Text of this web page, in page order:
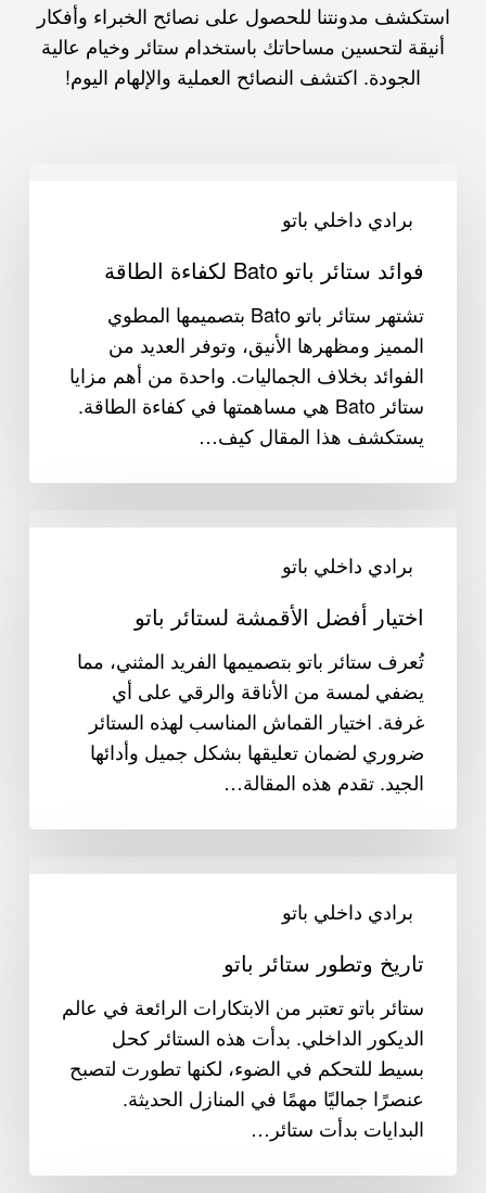
استكشف مدونتنا للحصول على نصائح الخبراء وأفكار
أنيقة لتحسين مساحاتك باستخدام ستائر وخيام عالية
الجودة. اكتشف النصائح العملية والإلهام اليوم!
Bato
الطاقة
برادي داخلي باتو
فوائد ستائر باتو Bato لكفاءة الطاقة
تشتهر ستائر باتو Bato بتصميمها المطوي
المميز ومظهرها الأنيق، وتوفر العديد من
الفوائد بخلاف الجماليات. واحدة من أهم مزايا
ستائر Bato هي مساهمتها في كفاءة الطاقة.
يستكشف هذا المقال كيف…
اختيار
الأقمشة
لستائر
برادي داخلي باتو
اختيار أفضل الأقمشة لستائر باتو
تُعرف ستائر باتو بتصميمها الفريد المثني، مما
يضفي لمسة من الأناقة والرقي على أي
غرفة. اختيار القماش المناسب لهذه الستائر
ضروري لضمان تعليقها بشكل جميل وأدائها
الجيد. تقدم هذه المقالة…
تاريخ
برادي داخلي باتو
تاريخ وتطور ستائر باتو
ستائر باتو تعتبر من الابتكارات الرائعة في عالم
الديكور الداخلي. بدأت هذه الستائر كحل
بسيط للتحكم في الضوء، لكنها تطورت لتصبح
عنصرًا جماليًا مهمًا في المنازل الحديثة.
البدايات بدأت ستائر…